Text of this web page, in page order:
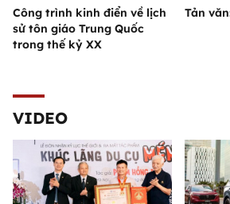
Công trình kinh điển về lịch
sử tôn giáo Trung Quốc
trong thế kỷ XX
Tản
VIDEO